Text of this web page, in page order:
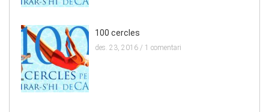
100 cercles
des. 23, 2016 / 1 comentari